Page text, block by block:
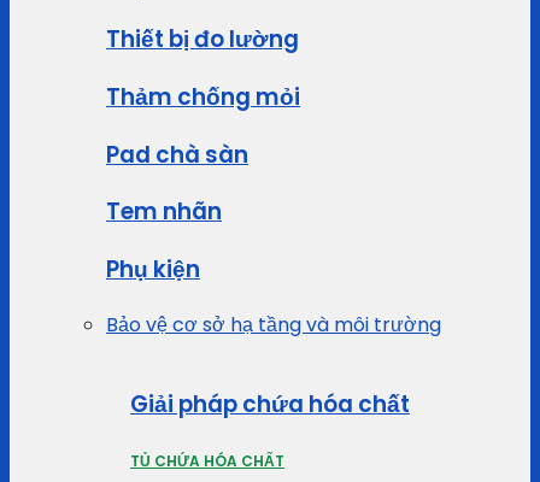
Thiết bị đo lường
Thảm chống mỏi
Pad chà sàn
Tem nhãn
Phụ kiện
Bảo vệ cơ sở hạ tầng và môi trường
Giải pháp chứa hóa chất
TỦ CHỨA HÓA CHẤT